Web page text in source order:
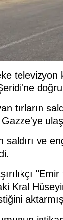
televizyon
doğru
tırların
saldırı ve
Kral